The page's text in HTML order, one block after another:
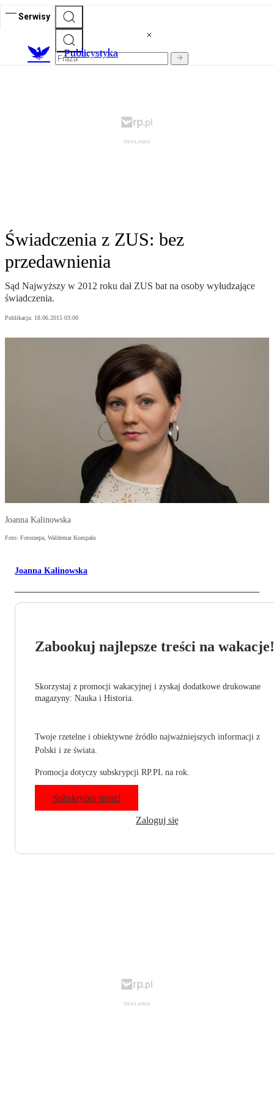
Serwisy
Publicystyka
Świadczenia z ZUS: bez
przedawnienia
Sąd Najwyższy w 2012 roku dał ZUS bat na osoby wyłudzające
świadczenia.
Publikacja: 18.06.2015 03:00
Joanna Kalinowska
Foto: Fotorzepa, Waldemar Kompała
Joanna Kalinowska
Zabookuj najlepsze treści na wakacje!
Skorzystaj z promocji wakacyjnej i zyskaj dodatkowe drukowane
magazyny: Nauka i Historia.
Twoje rzetelne i obiektywne źródło najważniejszych informacji z
Polski i ze świata.
Promocja dotyczy subskrypcji RP.PL na rok.
Subskrybuj teraz!
Zaloguj się